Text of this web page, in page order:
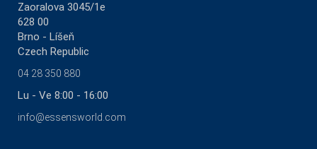
Zaoralova 3045/1e
628 00
Brno - Líšeň
Czech Republic
04 28 350 880
Lu - Ve 8:00 - 16:00
info@essensworld.com